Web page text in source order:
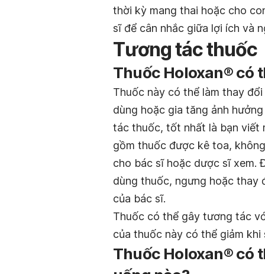
thời kỳ mang thai hoặc cho
sĩ để cân nhắc giữa lợi ích và
Tương tác thuốc
Thuốc Holoxan® có
Thuốc này có thể làm thay
dùng hoặc gia tăng ảnh
tác thuốc, tốt nhất là bạn viết
gồm thuốc được kê toa,
cho bác sĩ hoặc dược sĩ xem.
dùng thuốc, ngưng hoặc thay
của bác sĩ.
Thuốc có thể gây tương tác
của thuốc này có thể giảm
Thuốc Holoxan® có